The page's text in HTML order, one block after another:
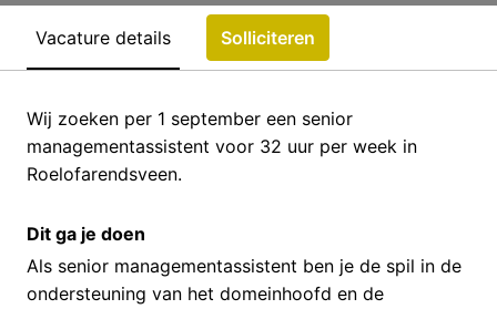
Vacature details Solliciteren
Wij zoeken per 1 september een senior
managementassistent voor 32 uur per week in
Roelofarendsveen.
Dit ga je doen
Als senior managementassistent ben je de spil in de
ondersteuning van het domeinhoofd en de